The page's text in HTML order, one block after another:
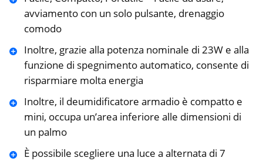
avviamento con un solo pulsante, drenaggio
comodo
Inoltre, grazie alla potenza nominale di 23W e alla
funzione di spegnimento automatico, consente di
risparmiare molta energia
Inoltre, il deumidificatore armadio è compatto e
mini, occupa un’area inferiore alle dimensioni di
un palmo
È possibile scegliere una luce a alternata di 7